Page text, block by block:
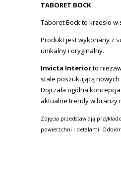
TABORET BOCK
Taboret Bock to krzesło
Produkt jest wykonany z
unikalny i oryginalny.
Invicta Interiorto
stale poszukującą
Dojrzała ogólna
aktualne trendy w branży
Zdjęcia przedstawiają
powierzchni i detalami.